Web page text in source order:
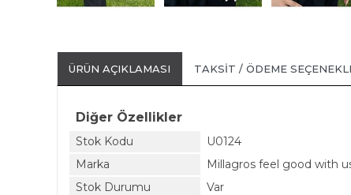
ÜRÜN AÇIKLAMASI TAKSIT / ÖDEME
Diğer Özellikler
Stok Kodu
U0124
Marka
Millagros feel good with
Stok Durumu
Var